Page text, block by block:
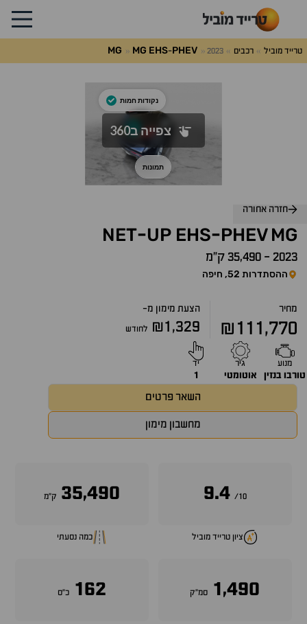
טרייד מוביל רכבים MG MG EHS-PHEV 2023
חזרה אחורה
MG
EHS-PHEV
NET-UP
2023
- 35,490 ק״מ
ההסתדרות 52, חיפה
מחיר
₪111,770
הצעת מימון מ-
₪1,329 לחודש
מנוע
טורבו בנזין
גיר
אוטומטי
יד
1
השאר פרטים
מחשבון מימון
10/
9.4
ציון טרייד מוביל
35,490 ק״מ
כמה נסעתי
1,490 סמ״ק 162 כ״ס